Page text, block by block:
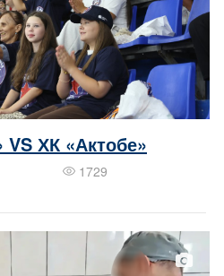
ХК «Актобе»
1729